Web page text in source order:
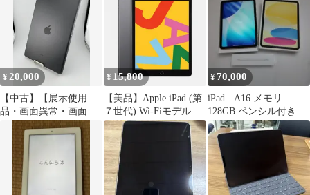
¥ 20,000
【中古】【展示使用
品・画面異常・画面キ
ズ有】iPad 10.2インチ
第9世代(2021) Wi-Fiモ
デル 64GB 3K2K3J/A ス
ペースグレイ（10日間
保証）
¥ 15,800
【美品】Apple iPad (第
７世代) Wi-Fiモデル
32GB スペースグレー
10.2インチ バッテリー
80%以上
¥70,000
iPad A16 メモリ
128GB ペンシル付き